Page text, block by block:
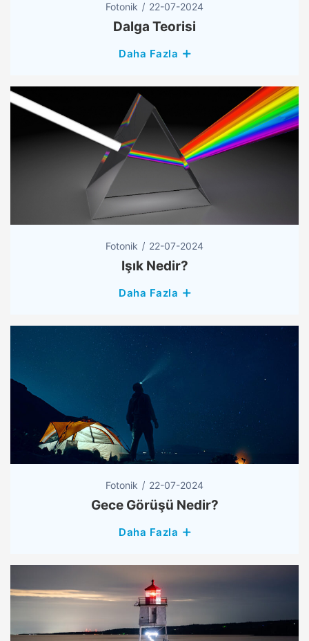
Fotonik 22-07-2024
Dalga Teorisi
Daha Fazla
Fotonik 22-07-2024
Işık Nedir?
Daha Fazla
Fotonik 22-07-2024
Gece Görüşü Nedir?
Daha Fazla